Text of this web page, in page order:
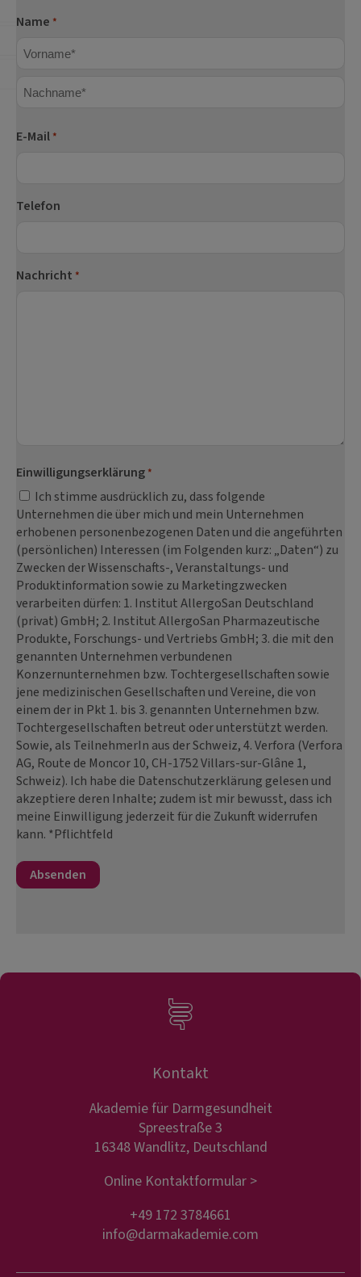
Name *
E-Mail *
Telefon
Nachricht *
Einwilligungserklärung *
Ich stimme ausdrücklich zu, dass folgende
Unternehmen die über mich und mein Unternehmen
erhobenen personenbezogenen Daten und die angeführten
(persönlichen) Interessen (im Folgenden kurz: „Daten“) zu
Zwecken der Wissenschafts-, Veranstaltungs- und
Produktinformation sowie zu Marketingzwecken
verarbeiten dürfen: 1. Institut AllergoSan Deutschland
(privat) GmbH; 2. Institut AllergoSan Pharmazeutische
Produkte, Forschungs- und Vertriebs GmbH; 3. die mit den
genannten Unternehmen verbundenen
Konzernunternehmen bzw. Tochtergesellschaften sowie
jene medizinischen Gesellschaften und Vereine, die von
einem der in Pkt 1. bis 3. genannten Unternehmen bzw.
Tochtergesellschaften betreut oder unterstützt werden.
Sowie, als TeilnehmerIn aus der Schweiz, 4. Verfora (Verfora
AG, Route de Moncor 10, CH-1752 Villars-sur-Glâne 1,
Schweiz). Ich habe die Datenschutzerklärung gelesen und
akzeptiere deren Inhalte; zudem ist mir bewusst, dass ich
meine Einwilligung jederzeit für die Zukunft widerrufen
kann. *Pflichtfeld
Kontakt
Akademie für Darmgesundheit
Spreestraße 3
16348 Wandlitz, Deutschland
Online Kontaktformular >
+49 172 3784661
info@darmakademie.com